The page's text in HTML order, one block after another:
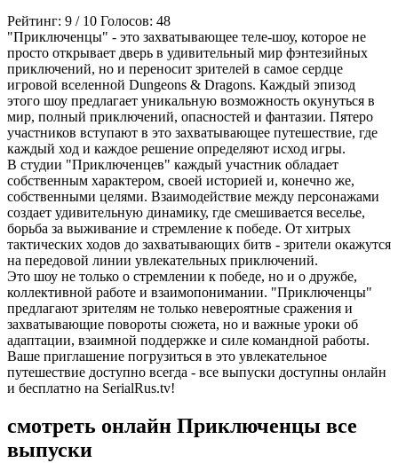
Рейтинг: 9 / 10 Голосов: 48
"Приключенцы" - это захватывающее теле-шоу, которое не
просто открывает дверь в удивительный мир фэнтезийных
приключений, но и переносит зрителей в самое сердце
игровой вселенной Dungeons & Dragons. Каждый эпизод
этого шоу предлагает уникальную возможность окунуться в
мир, полный приключений, опасностей и фантазии. Пятеро
участников вступают в это захватывающее путешествие, где
каждый ход и каждое решение определяют исход игры.
В студии "Приключенцев" каждый участник обладает
собственным характером, своей историей и, конечно же,
собственными целями. Взаимодействие между персонажами
создает удивительную динамику, где смешивается веселье,
борьба за выживание и стремление к победе. От хитрых
тактических ходов до захватывающих битв - зрители окажутся
на передовой линии увлекательных приключений.
Это шоу не только о стремлении к победе, но и о дружбе,
коллективной работе и взаимопонимании. "Приключенцы"
предлагают зрителям не только невероятные сражения и
захватывающие повороты сюжета, но и важные уроки об
адаптации, взаимной поддержке и силе командной работы.
Ваше приглашение погрузиться в это увлекательное
путешествие доступно всегда - все выпуски доступны онлайн
и бесплатно на SerialRus.tv!
смотреть онлайн Приключенцы все
выпуски